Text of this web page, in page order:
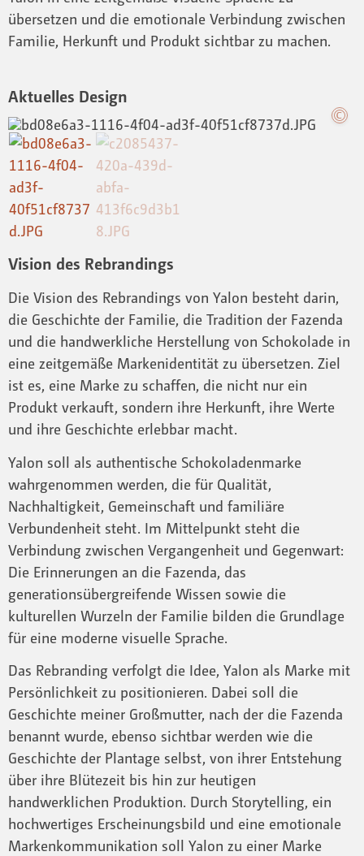
übersetzen und die emotionale Verbindung zwischen
Familie, Herkunft und Produkt sichtbar zu machen.
Aktuelles Design
Vision des Rebrandings
Die Vision des Rebrandings von Yalon besteht darin,
die Geschichte der Familie, die Tradition der Fazenda
und die handwerkliche Herstellung von Schokolade in
eine zeitgemäße Markenidentität zu übersetzen. Ziel
ist es, eine Marke zu schaffen, die nicht nur ein
Produkt verkauft, sondern ihre Herkunft, ihre Werte
und ihre Geschichte erlebbar macht.
Yalon soll als authentische Schokoladenmarke
wahrgenommen werden, die für Qualität,
Nachhaltigkeit, Gemeinschaft und familiäre
Verbundenheit steht. Im Mittelpunkt steht die
Verbindung zwischen Vergangenheit und Gegenwart:
Die Erinnerungen an die Fazenda, das
generationsübergreifende Wissen sowie die
kulturellen Wurzeln der Familie bilden die Grundlage
für eine moderne visuelle Sprache.
Das Rebranding verfolgt die Idee, Yalon als Marke mit
Persönlichkeit zu positionieren. Dabei soll die
Geschichte meiner Großmutter, nach der die Fazenda
benannt wurde, ebenso sichtbar werden wie die
Geschichte der Plantage selbst, von ihrer Entstehung
über ihre Blütezeit bis hin zur heutigen
handwerklichen Produktion. Durch Storytelling, ein
hochwertiges Erscheinungsbild und eine emotionale
Markenkommunikation soll Yalon zu einer Marke